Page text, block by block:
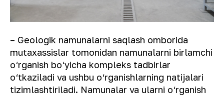
– Geologik namunalarni saqlash omborida
mutaxassislar tomonidan namunalarni birlamchi
o‘rganish bo‘yicha kompleks tadbirlar
o‘tkaziladi va ushbu o‘rganishlarning natijalari
tizimlashtiriladi. Namunalar va ularni o‘rganish